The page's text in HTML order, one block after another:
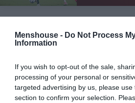
Menshouse - Do Not Process
Information
If you wish to opt-out of the sale,
processing of your personal or
targeted advertising by us, please
section to confirm your selection.
Ο Γκερσόν Γιαμπουσέλε είχε 10
ριμπάουντ και έπαιζε 24 λεπτά με
building είναι αμφίβολο.
O 30χρονος Γάλλος πάουερ